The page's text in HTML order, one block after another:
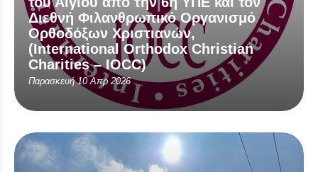
Διεθνή Φιλανθρωπικό Οργανισμό
Ορθοδόξων Χριστιανών,
(International Orthodox Christian
Charities – IOCC)
Παρασκευή 10 Απρ 2026